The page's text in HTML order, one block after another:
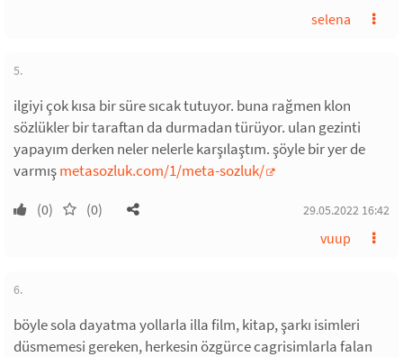
selena
5.
ilgiyi çok kısa bir süre sıcak tutuyor. buna rağmen klon
sözlükler bir taraftan da durmadan türüyor. ulan gezinti
yapayım derken neler nelerle karşılaştım. şöyle bir yer de
varmışmetasozluk.com/1/meta-sozluk/
(0) (0) 29.05.2022 16:42
vuup
6.
böyle sola dayatma yollarla illa film, kitap, şarkı isimleri
düsmemesi gereken, herkesin özgürce cagrisimlarla falan